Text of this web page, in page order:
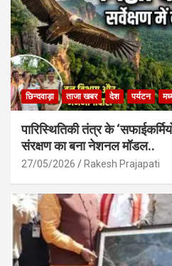
छिन्दवाड़ा ताजा खबर देश पर्यटन
पारिस्थितिकी तंत्र के
संरक्षण का बना नेशनल मॉडल..
27/05/2026 Rakesh Prajapati